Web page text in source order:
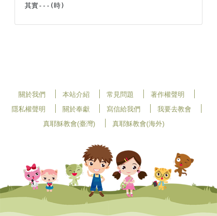
其實---(時)
關於我們 本站介紹 常見問題
著作權聲明
隱私權聲明
關於奉獻 寫信給我們
我要去教會
真耶穌教會(臺灣)
真耶穌教會(海外)